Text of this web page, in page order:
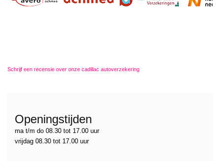
Schrijf een recensie over onze cadillac autoverzekering
Openingstijden
ma t/m do 08.30 tot 17.00 uur
vrijdag 08.30 tot 17.00 uur